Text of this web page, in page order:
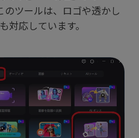
ツールは、ロゴや透かし
対応しています。